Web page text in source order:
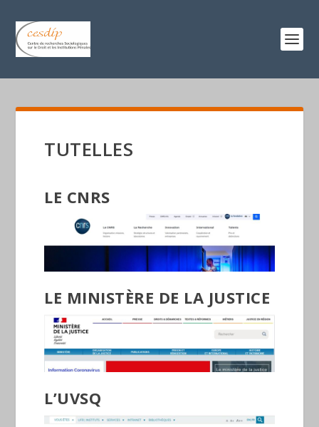
TUTELLES
LE CNRS
LE MINISTÈRE DE LA JUSTICE
L’UVSQ